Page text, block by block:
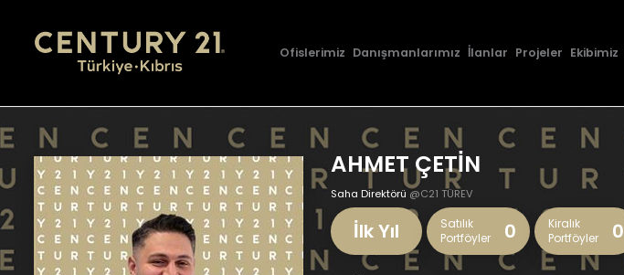
Ofislerimiz Danışmanlarımız İlanlar Projeler Ekibimiz
AHMET ÇETİN
Saha Direktörü @C21 TÜREV
İlk Yıl
Satılık
Portföyler
0
Kiralık
Portföyler
0